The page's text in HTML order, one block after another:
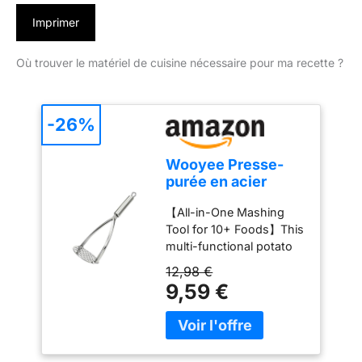
Imprimer
Où trouver le matériel de cuisine nécessaire pour ma recette ?
Wooyee Presse-
purée en acier
faire efficacement
de la purée de
pommes de terre,
écraseur de
pommes de terre
robuste avec
poignées robustes
durables, pain à la
banane, salade
【All-in-One Mashing
Tool for 10+ Foods】This
multi-functional potato
mashing and ricing
needs—perfect for soft
cooked ingredients like
potatoes, yams, turnips,
12,98 €
9,59 €
-26%